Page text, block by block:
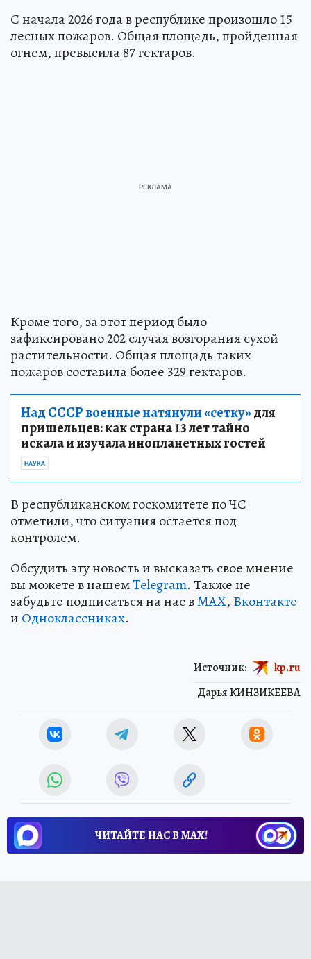
С начала 2026 года в республике произошло 15
лесных пожаров. Общая площадь, пройденная
огнем, превысила 87 гектаров.
Кроме того, за этот период было
зафиксировано 202 случая возгорания сухой
растительности. Общая площадь таких
пожаров составила более 329 гектаров.
Над СССР военные натянули «сетку»для
пришельцев: как страна 13 лет тайно
искала и изучала инопланетных гостей
НАУКА
В республиканском госкомитете по ЧС
отметили, что ситуация остается под
контролем.
Обсудить эту новость и высказать свое мнение
вы можете в нашемTelegram. Также не
забудьте подписаться на нас вMAX, Вконтакте
и Одноклассниках.
Дарья КИНЗИКЕЕВА
Источник: kp.ru
ЧИТАЙТЕ НАС В МАХ!